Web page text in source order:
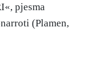
pjesma
(Plamen,